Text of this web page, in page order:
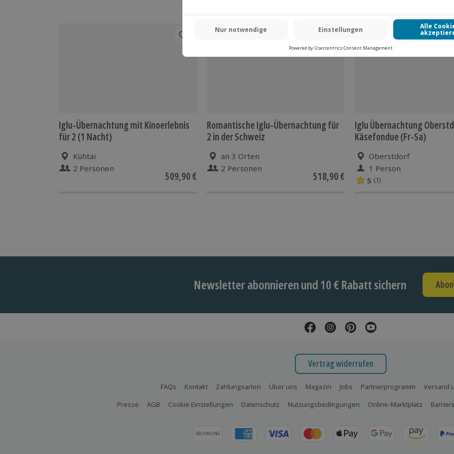
Iglu-Übernachtung mit Kinoerlebnis
für 2 (1 Nacht)
Kühtai
2 Personen
509,90 €
Romantische Iglu-Übernachtung für
2 in der Schweiz
an 3 Orten
2 Personen
518,90 €
Iglu Übernachtung
Käsefondue (Fr-Sa)
Oberstdorf
1 Person
5 (1)
Newsletter abonnieren und 10 € Rabatt sichern
Vertrag widerrufen
FAQs Kontakt Zahlungsarten Über uns Magazin Jobs Partnerprogramm
Versand
Presse
AGB Cookie Einstellungen Datenschutz Nutzungsbedingungen Online-Marktplatz
RECHNUNG